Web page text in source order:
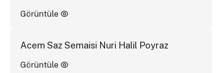
Görüntüle
Acem Saz Semaisi Nuri Halil Poyraz
Görüntüle